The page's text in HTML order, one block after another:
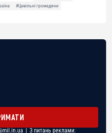
#Цивільні громадяни
| З питань реклами: